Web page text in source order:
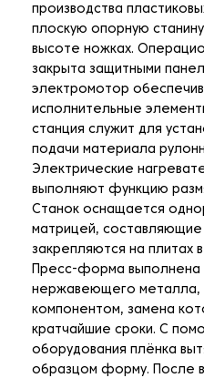
производства
плоскую опорную
высоте ножках.
закрыта защитными
электромотор
исполнительные
станция служит для
подачи материала
Электрические
выполняют функцию
Станок оснащается
матрицей, составляющие
закрепляются на плитах
Пресс-форма выполнена
нержавеющего металла,
компонентом, замена
кратчайшие сроки. С
оборудования плёнка
образцом форму. После